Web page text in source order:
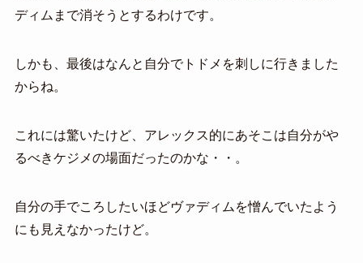
ディムまで消そうとするわけです。
しかも、最後はなんと自分でトドメを刺しに行きました
からね。
これには驚いたけど、アレックス的にあそこは自分がや
るべきケジメの場面だったのかな・・。
自分の手でころしたいほどヴァディムを憎んでいたよう
にも見えなかったけど。